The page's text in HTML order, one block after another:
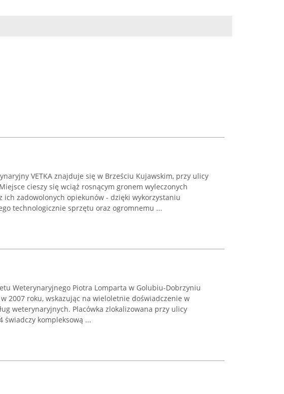
VETKA znajduje się w Brześciu Kujawskim, przy ulicy
cieszy się wciąż rosnącym gronem wyleczonych
ich zadowolonych opiekunów - dzięki wykorzystaniu
technologicznie sprzętu oraz ogromnemu ...
Weterynaryjnego Piotra Lomparta w Golubiu-Dobrzyniu
w 2007 roku, wskazując na wieloletnie doświadczenie w
weterynaryjnych. Placówka zlokalizowana przy ulicy
świadczy kompleksową ...